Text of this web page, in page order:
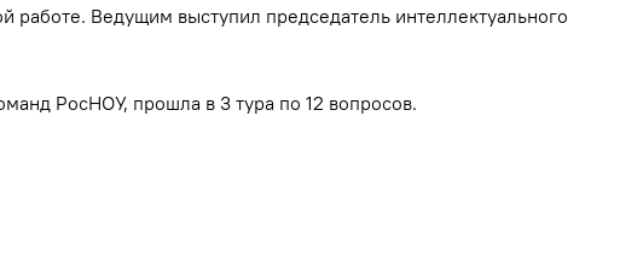
работе. Ведущим выступил председатель интеллектуального
РосНОУ, прошла в 3 тура по 12 вопросов.